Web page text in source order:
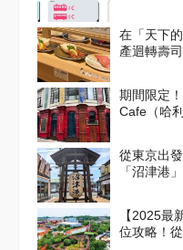
在「天下
產迴轉壽司
期間限定
Cafe（哈
從東京出
「沼津港
【2025最
位攻略！